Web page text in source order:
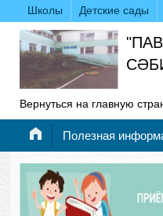
Школы Детские сады
Вернуться на главную
Полезная